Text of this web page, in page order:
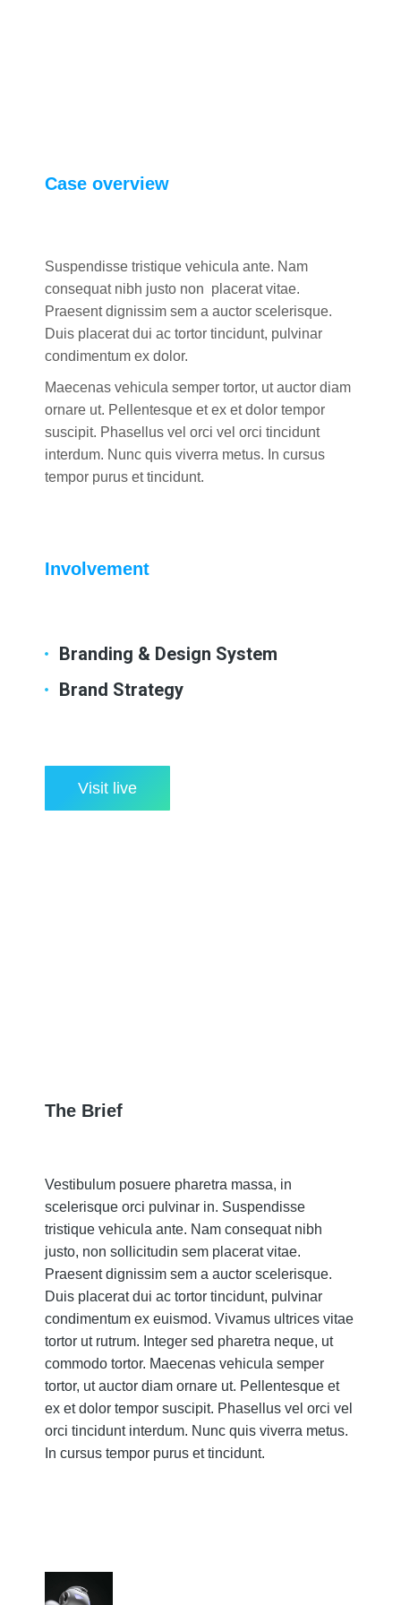
Case overview
Suspendisse tristique vehicula ante. Nam
consequat nibh justo non placerat vitae.
Praesent dignissim sem a auctor scelerisque.
Duis placerat dui ac tortor tincidunt, pulvinar
condimentum ex dolor.
Maecenas vehicula semper tortor, ut auctor diam
ornare ut. Pellentesque et ex et dolor tempor
suscipit. Phasellus vel orci vel orci tincidunt
interdum. Nunc quis viverra metus. In cursus
tempor purus et tincidunt.
Involvement
Branding & Design System
Brand Strategy
Visit live
The Brief
Vestibulum posuere pharetra massa, in
scelerisque orci pulvinar in. Suspendisse
tristique vehicula ante. Nam consequat nibh
justo, non sollicitudin sem placerat vitae.
Praesent dignissim sem a auctor scelerisque.
Duis placerat dui ac tortor tincidunt, pulvinar
condimentum ex euismod. Vivamus ultrices vitae
tortor ut rutrum. Integer sed pharetra neque, ut
commodo tortor. Maecenas vehicula semper
tortor, ut auctor diam ornare ut. Pellentesque et
ex et dolor tempor suscipit. Phasellus vel orci vel
orci tincidunt interdum. Nunc quis viverra metus.
In cursus tempor purus et tincidunt.